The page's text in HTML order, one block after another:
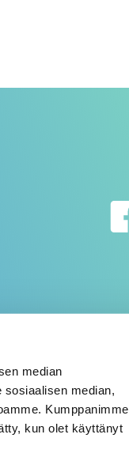
median
median,
Kumppanimme
kun olet käyttänyt